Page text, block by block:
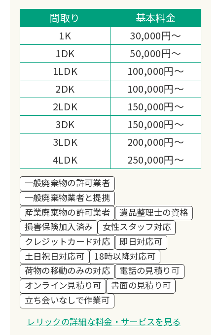
家財整理（生前の想い出整理・空家整
理・相続支援整理・遺品整理）を通し
て、地域社会福祉へも目を向け、生活困
窮者の方をはじめとし、各団体様への寄
付活動をすることにより、より一層、お
客様へのサービス向上に取り組む姿勢で
務めております。
間取り
基本料金
1K
30,000円～
1DK
50,000円～
1LDK
100,000円～
2DK
100,000円～
2LDK
150,000円～
3DK
150,000円～
3LDK
200,000円～
4LDK
250,000円～
一般廃棄物の許可業者
一般廃棄物業者と提携
産業廃棄物の許可業者
遺品整理士の資格
損害保険加入済み
女性スタッフ対応
クレジットカード対応
即日対応可
土日祝日対応可
18時以降対応可
荷物の移動のみの対応
電話の見積り可
オンライン見積り可
書面の見積り可
立ち会いなしで作業可
レリックの詳細な料金・サービスを見る